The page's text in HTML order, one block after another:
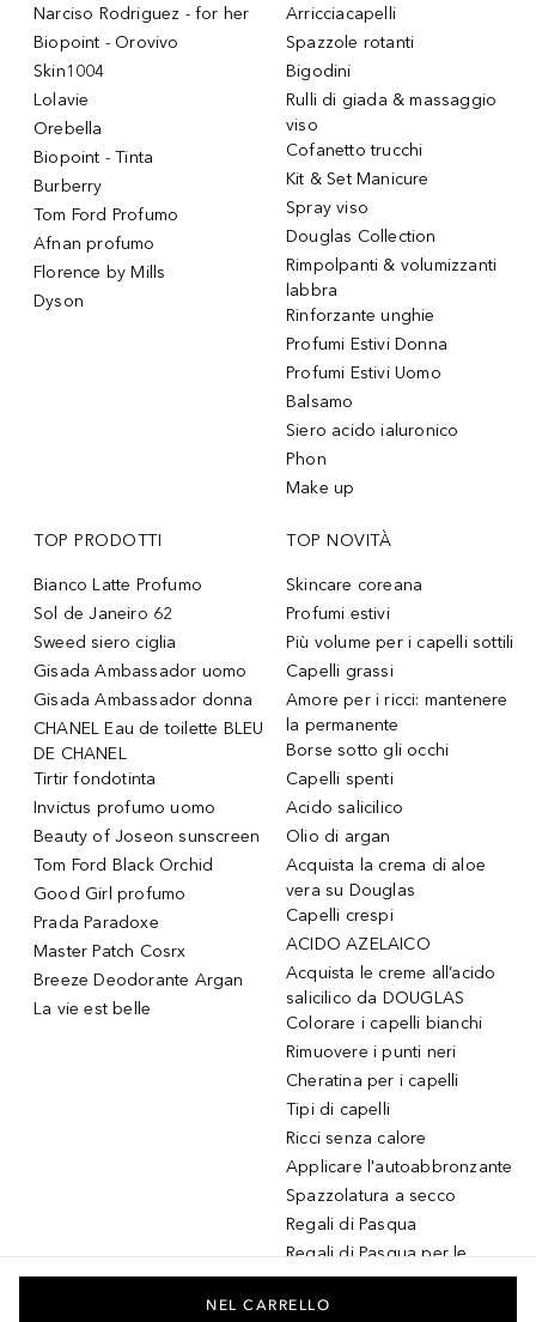
Narciso Rodriguez - for her
Biopoint - Orovivo
Skin1004
Lolavie
Orebella
Biopoint - Tinta
Burberry
Tom Ford Profumo
Afnan profumo
Florence by Mills
Dyson
Arricciacapelli
Spazzole rotanti
Bigodini
Rulli di giada & massaggio
viso
Cofanetto trucchi
Kit & Set Manicure
Spray viso
Douglas Collection
Rimpolpanti & volumizzanti
labbra
Rinforzante unghie
Profumi Estivi Donna
Profumi Estivi Uomo
Balsamo
Siero acido ialuronico
Phon
Make up
TOP PRODOTTI
Bianco Latte Profumo
Sol de Janeiro 62
Sweed siero ciglia
Gisada Ambassador uomo
Gisada Ambassador donna
CHANEL Eau de toilette BLEU
DE CHANEL
Tirtir fondotinta
Invictus profumo uomo
Beauty of Joseon sunscreen
Tom Ford Black Orchid
Good Girl profumo
Prada Paradoxe
Master Patch Cosrx
Breeze Deodorante Argan
La vie est belle
TOP NOVITÀ
Skincare coreana
Profumi estivi
Più volume per i capelli sottili
Capelli grassi
Amore per i ricci: mantenere
la permanente
Borse sotto gli occhi
Capelli spenti
Acido salicilico
Olio di argan
Acquista la crema di aloe
vera su Douglas
Capelli crespi
ACIDO AZELAICO
Acquista le creme all’acido
salicilico da DOUGLAS
Colorare i capelli bianchi
Rimuovere i punti neri
Cheratina per i capelli
Tipi di capelli
Ricci senza calore
Applicare l'autoabbronzante
Spazzolatura a secco
Regali di Pasqua
Regali di Pasqua per le
donne
Regali di Pasqua per gli
NEL CARRELLO